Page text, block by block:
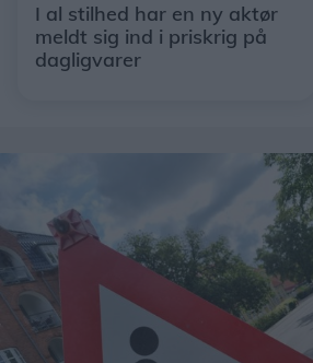
I al stilhed har en ny aktør
meldt sig ind i priskrig på
dagligvarer